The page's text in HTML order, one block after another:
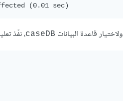
ولاختيار قاعدة البيانات caseDB، نفّذ